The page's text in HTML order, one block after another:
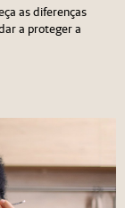
as diferenças
a proteger a